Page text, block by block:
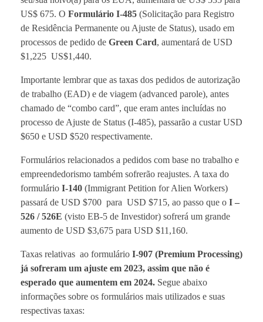
US$ 675. O Formulário I-485 (Solicitação para Registro
de Residência Permanente ou Ajuste de Status), usado em
processos de pedido de Green Card, aumentará de USD
$1,225 US$1,440.
Importante lembrar que as taxas dos pedidos de autorização
de trabalho (EAD) e de viagem (advanced parole), antes
chamado de “combo card”, que eram antes incluídas no
processo de Ajuste de Status (I-485), passarão a custar USD
$650 e USD $520 respectivamente.
Formulários relacionados a pedidos com base no trabalho e
empreendedorismo também sofrerão reajustes. A taxa do
formulário I-140 (Immigrant Petition for Alien Workers)
passará de USD $700 para USD $715, ao passo que o I –
526 / 526E (visto EB-5 de Investidor) sofrerá um grande
aumento de USD $3,675 para USD $11,160.
Taxas relativas ao formulário I-907 (Premium Processing)
já sofreram um ajuste em 2023, assim que não é
esperado que aumentem em 2024. Segue abaixo
informações sobre os formulários mais utilizados e suas
respectivas taxas: